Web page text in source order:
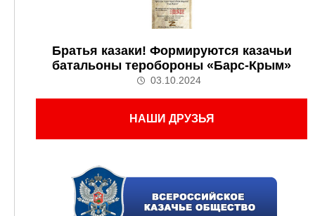
Братья казаки! Формируются казачьи
батальоны теробороны «Барс-Крым»
03.10.2024
НАШИ ДРУЗЬЯ